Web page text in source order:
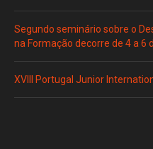
Segundo seminário sobre o
na Formação decorre de 4 a 6
XVIII Portugal Junior